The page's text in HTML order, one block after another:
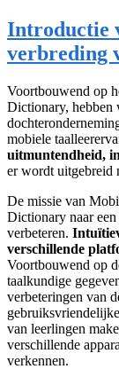
Introductie
verbreding
Voortbouwend op
Dictionary, hebben
mobiele
uitmuntendheid,
er wordt uitgebreid
De missie van
Dictionary naar
verbeteren.
verschillende
Voortbouwend op
taalkundige
verbeteringen van
van leerlingen
verschillende
verkennen.